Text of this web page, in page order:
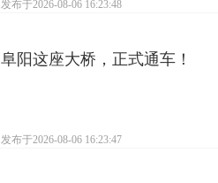
发布于2026-08-06 16:23:48
阜阳这座大桥，正式通车！
发布于2026-08-06 16:23:47